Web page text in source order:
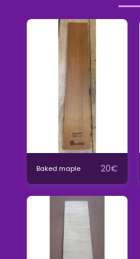
Baked maple 20€